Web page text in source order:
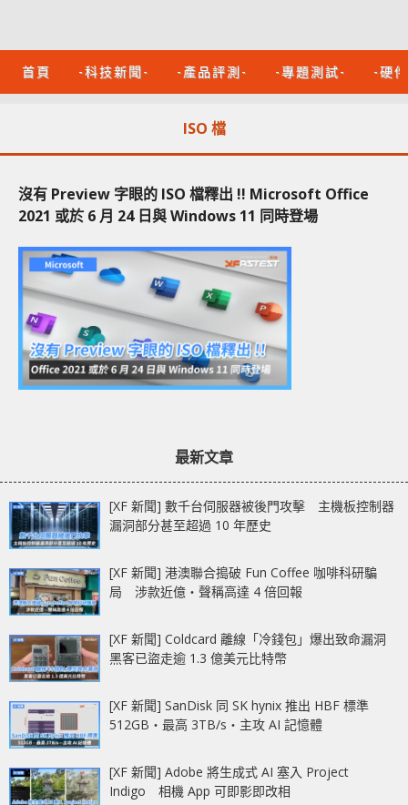
首頁 -科技新聞- -產品評測- -專題測試- -硬
ISO 檔
沒有 Preview 字眼的 ISO 檔釋出 !! Microsoft Office
2021 或於 6 月 24 日與 Windows 11 同時登場
最新文章
[XF 新聞] 數千台伺服器被後門攻擊 主機板控制器
漏洞部分甚至超過 10 年歷史
[XF 新聞] 港澳聯合搗破 Fun Coffee 咖啡科研騙
局 涉款近億‧聲稱高達 4 倍回報
[XF 新聞] Coldcard 離線「冷錢包」爆出致命漏洞
黑客已盜走逾 1.3 億美元比特幣
[XF 新聞] SanDisk 同 SK hynix 推出 HBF 標準
512GB‧最高 3TB/s‧主攻 AI 記憶體
[XF 新聞] Adobe 將生成式 AI 塞入 Project
Indigo 相機 App 可即影即改相